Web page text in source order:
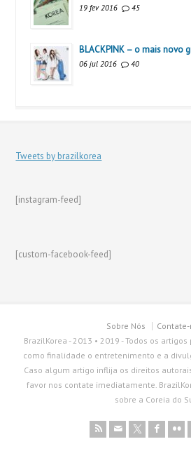
19 fev 2016 45
BLACKPINK – o mais novo
06 jul 2016 40
Tweets by brazilkorea
[instagram-feed]
[custom-facebook-feed]
Sobre Nós
BrazilKorea - 2013 • 2019 - Todos os
como finalidade o entretenimento e a
Caso algum artigo inflija os direitos
favor nos contate imediatamente.
sobre a Coreia do